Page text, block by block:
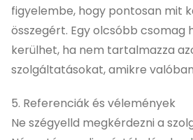
figyelembe, hogy pontosan mit
összegért. Egy olcsóbb csomag
kerülhet, ha nem tartalmazza
szolgáltatásokat, amikre
5. Referenciák és vélemények
Ne szégyelld megkérdezni a